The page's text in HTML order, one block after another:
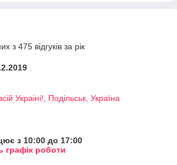
з 475 відгуків за рік
Украіні!, Подільськ, Україна
з 10:00 до 17:00
графік роботи